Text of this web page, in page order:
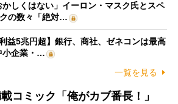
かしくはない」イーロン・マスク氏とスペ
の数々「絶対…
益5兆円超】銀行、商社、ゼネコンは最高
小企業・…
一覧を見る
コミック「俺がカブ番長！」